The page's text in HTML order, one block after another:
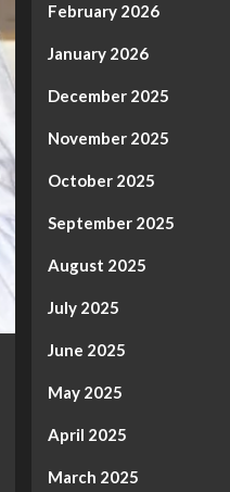
February 2026
January 2026
December 2025
November 2025
October 2025
September 2025
August 2025
July 2025
June 2025
May 2025
April 2025
March 2025